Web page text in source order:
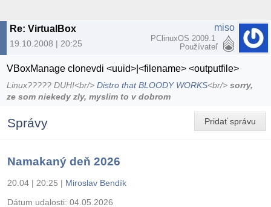
Re: VirtualBox
19.10.2008 | 20:25
miso
PClinuxOS 2009.1
Používateľ
VBoxManage clonevdi <uuid>|<filename> <outputfile>
Linux????? DUH!<br/>Distro that BLOODY WORKS<br/>sorry,
ze som niekedy zly, myslim to v dobrom
Pridať správu
Správy
Namakaný deň 2026
20.04 | 20:25 | Miroslav Bendík
Dátum udalosti: 04.05.2026